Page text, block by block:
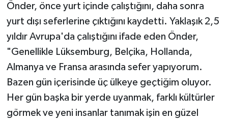
Önder, önce yurt içinde çalıştığını, daha sonra
yurt dışı seferlerine çıktığını kaydetti. Yaklaşık 2,5
yıldır Avrupa'da çalıştığını ifade eden Önder,
"Genellikle Lüksemburg, Belçika, Hollanda,
Almanya ve Fransa arasında sefer yapıyorum.
Bazen gün içerisinde üç ülkeye geçtiğim oluyor.
Her gün başka bir yerde uyanmak, farklı kültürler
görmek ve yeni insanlar tanımak işin en güzel